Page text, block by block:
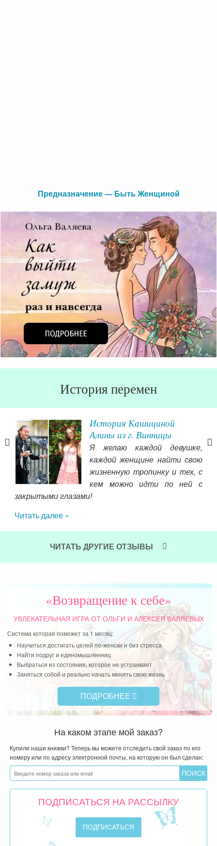
Предназначение — Быть Женщиной
История перемен
История Кашициной
Алины из г. Винницы
Я желаю каждой девушке,
каждой женщине найти свою
жизненную тропинку и тех, с
кем можно идти по ней с
закрытыми глазами!
Читать далее »
я
ЧИТАТЬ ДРУГИЕ ОТЗЫВЫ
«Возвращение к себе»
УВЛЕКАТЕЛЬНАЯ ИГРАОТ ОЛЬГИ И АЛЕКСЕЯ ВАЛЯЕВЫХ
Система которая поможет за 1 месяц:
Научиться достигать целей по-женски и без стресса
Найти подруг и единомышленниц
Выбраться из состояния, которое не устраивает
Заняться собой и реально начать менять свою жизнь
ПОДРОБНЕЕ
На каком этапе мой заказ?
Купили наши книжки? Теперь вы можете отследить свой заказ по его
номеру или по адресу электронной почты, на которую он был сделан:
ПОДПИСАТЬСЯ НА РАССЫЛКУ